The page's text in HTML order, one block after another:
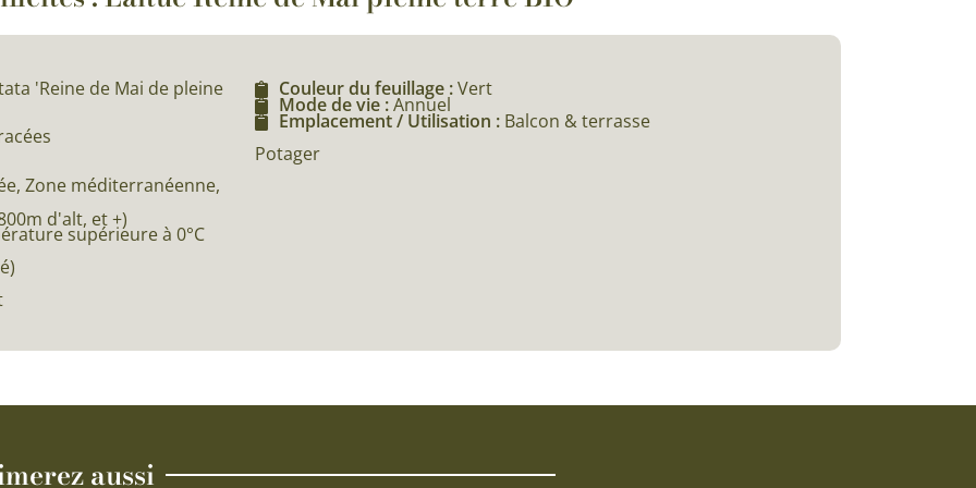
'Reine de Mai de pleine
Zone méditerranéenne,
d'alt, et +)
supérieure à 0°C
Couleur du feuillage :Vert
Mode de vie :Annuel
Emplacement / Utilisation : Balcon & terrasse
Potager
aussi